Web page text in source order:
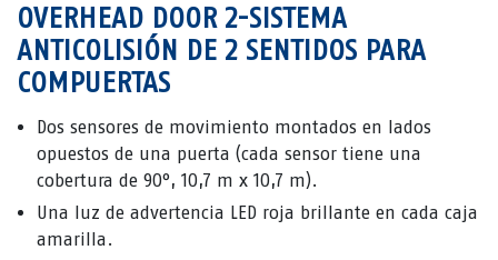
OVERHEAD DOOR 2-SISTEMA
ANTICOLISIÓN DE 2 SENTIDOS PARA
COMPUERTAS
Dos sensores de movimiento montados en lados
opuestos de una puerta (cada sensor tiene una
cobertura de 90°, 10,7 m x 10,7 m).
Una luz de advertencia LED roja brillante en cada caja
amarilla.